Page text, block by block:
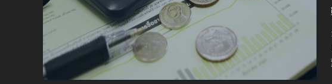
成長の果実を共に享受するチャンスを意味します。
近年、日本経済は政府の政策的支援と民間の活性化により、再び上
ンダリーマーケットでは新たな投資機会が次々と誕生しており、ま
ングです。
当社の専門アドバイザリーチームは、最新の市場動向を把握しなが